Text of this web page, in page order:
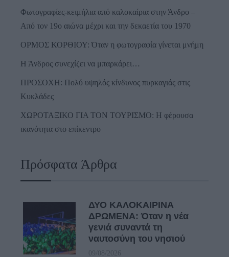
Φωτογραφίες-κειμήλια από καλοκαίρια στην Άνδρο –
Από τον 19ο αιώνα μέχρι και την δεκαετία του 1970
ΟΡΜΟΣ ΚΟΡΘΙΟΥ: Όταν η φωτογραφία γίνεται μνήμη
Η Άνδρος συνεχίζει να μπαρκάρει…
ΠΡΟΣΟΧΗ: Πολύ υψηλός κίνδυνος πυρκαγιάς στις
Κυκλάδες
ΧΩΡΟΤΑΞΙΚΟ ΓΙΑ ΤΟΝ ΤΟΥΡΙΣΜΟ: Η φέρουσα
ικανότητα στο επίκεντρο
Πρόσφατα Άρθρα
ΔΥΟ ΚΑΛΟΚΑΙΡΙΝΑ
ΔΡΩΜΕΝΑ: Όταν η νέα
γενιά συναντά τη
ναυτοσύνη του νησιού
09/08/2026